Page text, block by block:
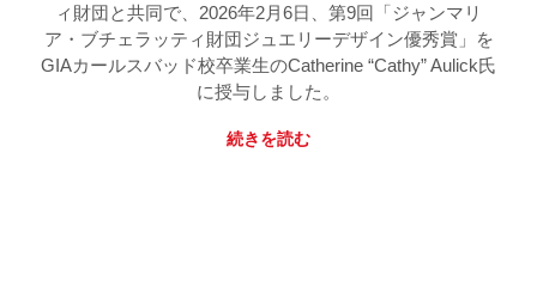
ィ財団と共同で、2026年2月6日、第9回「ジャンマリ
ア・ブチェラッティ財団ジュエリーデザイン優秀賞」を
GIAカールスバッド校卒業生のCatherine “Cathy” Aulick氏
に授与しました。
続きを読む